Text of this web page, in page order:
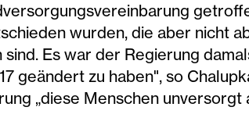
wurden, die aber nicht
Es war der Regierung
geändert zu haben", so
„diese Menschen